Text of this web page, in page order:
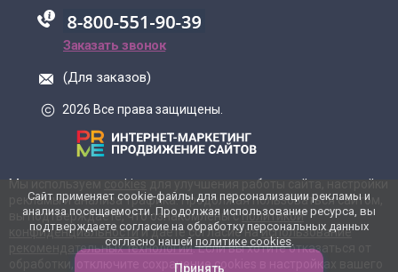
88005555550
Заказать звонок
(Для заказов)
2026 Все права защищены.
Мы используем cookies для улучшения работы сайта, настройки
рекламы и анализа трафика. Продолжая пользоваться сайтом,
вы подтверждаете, что ознакомлены сполитикой
конфиденциальностии даете согласие наиспользование
рекомендательных технологий. Если вы хотите отказаться от
обработки, отключите сохранение cookies в настройках вашего
Сайт применяет cookie-файлы для персонализации рекламы и
анализа посещаемости. Продолжая использование ресурса, вы
подтверждаете согласие на обработку персональных данных
согласно нашей политике cookies.
Принять